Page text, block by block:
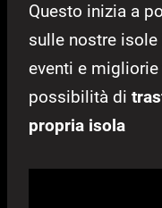
Questo inizia a
sulle nostre isole
eventi e
possibilità di
propria isola